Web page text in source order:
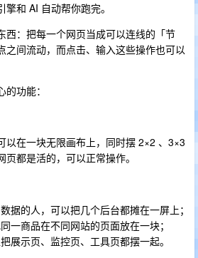
和 AI 自动帮你跑完。
西：把每一个网页当成可以连线的「节
之间流动，而点击、输入这些操作也可以
功能：
以在一块无限画布上，同时摆 2×2 、3×3
都是活的，可以正常操作。
据的人，可以把几个后台都摊在一屏上；
一商品在不同网站的页面放在一块；
展示页、监控页、工具页都摆一起。